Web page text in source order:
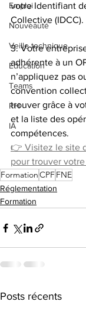
Emploi
Nouveauté
Veille technique
Education
Teams
RH
IA
votre Identifiant
Collective (IDCC).
3. Votre
adhérente à un
n’appliquez pas
convention
trouver grâce à
et la liste des
compétences.
👉 Visitez le site
pour trouver votre
FormationCPFFNE
Réglementation
Formation
Posts récents